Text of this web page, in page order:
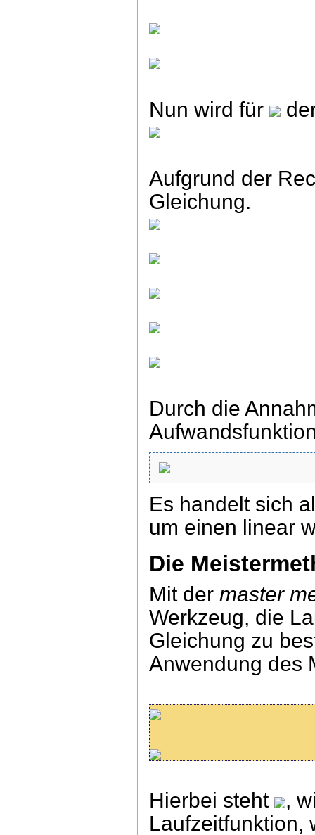
Nun wird für
Aufgrund der
Gleichung.
Durch die
Es handelt sich
um einen linear
Die
Mit der master
Werkzeug, die
Gleichung zu
Anwendung des
Hierbei steht ,
Laufzeitfunktion,